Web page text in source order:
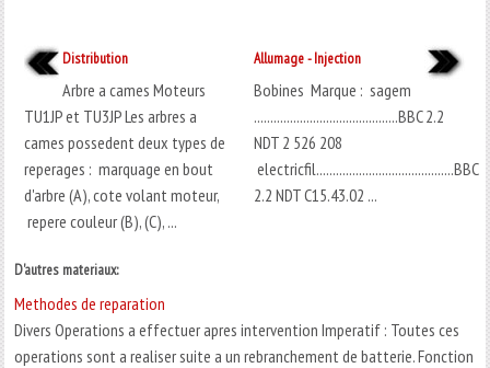
Distribution
Arbre a cames Moteurs
TU1JP et TU3JP Les arbres a
cames possedent deux types de
reperages : marquage en bout
d'arbre (A), cote volant moteur,
repere couleur (B), (C), ...
Allumage - Injection
Bobines Marque : sagem
............................................BBC 2.2
NDT 2 526 208
electricfil..........................................BBC
2.2 NDT C15.43.02 ...
D'autres materiaux:
Methodes de reparation
Divers Operations a effectuer apres intervention Imperatif : Toutes ces
operations sont a realiser suite a un rebranchement de batterie. Fonction